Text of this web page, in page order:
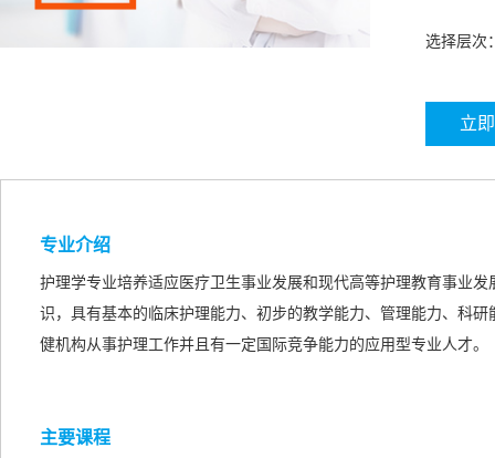
选择层次
立
专业介绍
护理学专业培养适应医疗卫生事业发展和现代高等护理教育事业
识，具有基本的临床护理能力、初步的教学能力、管理能力、科
健机构从事护理工作并且有一定国际竞争能力的应用型专业人才。
主要课程